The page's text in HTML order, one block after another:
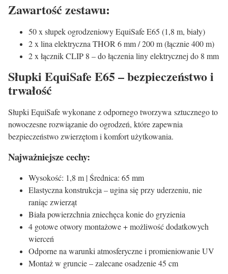
Zawartość zestawu:
50 x słupek ogrodzeniowy EquiSafe E65 (1,8 m, biały)
2 x lina elektryczna THOR 6 mm / 200 m (łącznie 400 m)
2 x łącznik CLIP 8 – do łączenia liny elektrycznej do 8 mm
Słupki EquiSafe E65 – bezpieczeństwo i
trwałość
Słupki EquiSafe wykonane z odpornego tworzywa sztucznego to
nowoczesne rozwiązanie do ogrodzeń, które zapewnia
bezpieczeństwo zwierzętom i komfort użytkowania.
Najważniejsze cechy:
Wysokość: 1,8 m | Średnica: 65 mm
Elastyczna konstrukcja – ugina się przy uderzeniu, nie
raniąc zwierząt
Biała powierzchnia zniechęca konie do gryzienia
4 gotowe otwory montażowe + możliwość dodatkowych
wierceń
Odporne na warunki atmosferyczne i promieniowanie UV
Montaż w gruncie – zalecane osadzenie 45 cm